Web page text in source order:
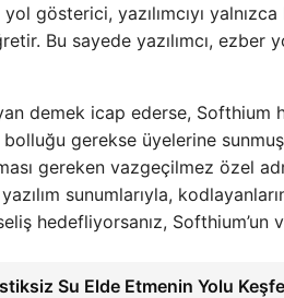
yol gösterici, yazılımcıyı
Bu sayede yazılımcı,
demek icap ederse, Softhium
gerekse üyelerine
gereken vazgeçilmez özel
sunumlarıyla,
hedefliyorsanız,
Su Elde Etmenin Yolu